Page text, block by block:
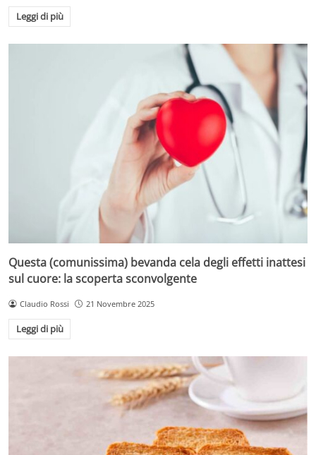
Leggi di più
Questa (comunissima) bevanda cela degli effetti inattesi
sul cuore: la scoperta sconvolgente
Claudio Rossi 21 Novembre 2025
Leggi di più